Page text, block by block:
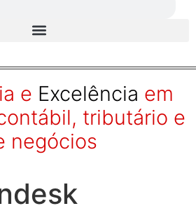
e Excelência em
tributário e
negócios